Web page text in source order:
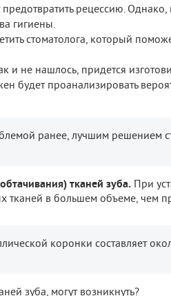
рецессию. Однако,
гигиены.
стоматолога, который
не нашлось, придется
будет проанализировать
ранее, лучшим решением
тканей зуба. При
тканей в большем объеме, чем
коронки составляет
зуба, могут возникнуть?